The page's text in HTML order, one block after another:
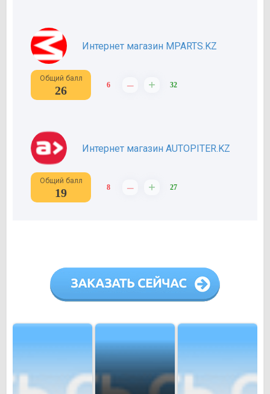
Интернет магазин MPARTS.KZ
Общий балл
26 6 – + 32
Интернет магазин AUTOPITER.KZ
Общий балл
19 8 – + 27